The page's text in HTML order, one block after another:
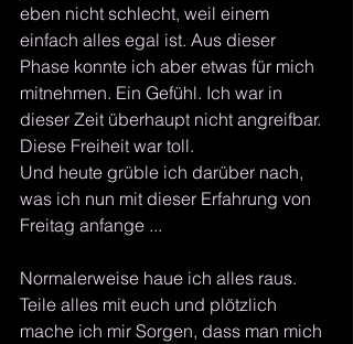
eben nicht schlecht, weil einem
einfach alles egal ist. Aus dieser
Phase konnte ich aber etwas für mich
mitnehmen. Ein Gefühl. Ich war in
dieser Zeit überhaupt nicht angreifbar.
Diese Freiheit war toll.
Und heute grüble ich darüber nach,
was ich nun mit dieser Erfahrung von
Freitag anfange ...
Normalerweise haue ich alles raus.
Teile alles mit euch und plötzlich
mache ich mir Sorgen, dass man mich